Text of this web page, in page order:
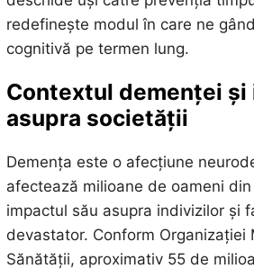
redefinește modul în care ne
cognitivă pe termen lung.
Contextul demenței și
asupra societății
Demența este o afecțiune
afectează milioane de oameni
impactul său asupra indivizilor și
devastator. Conform Organizației
Sănătății, aproximativ 55 de